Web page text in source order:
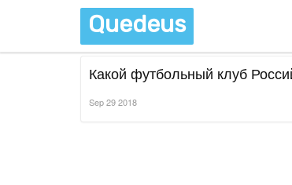
Quedeus
Какой футбольный клуб
Sep 29 2018